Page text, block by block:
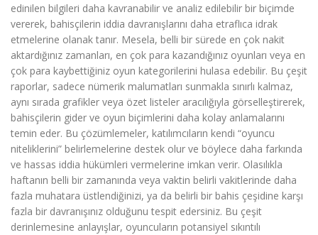
edinilen bilgileri daha kavranabilir ve analiz edilebilir bir biçimde
vererek, bahisçilerin iddia davranışlarını daha etraflıca idrak
etmelerine olanak tanır. Mesela, belli bir sürede en çok nakit
aktardığınız zamanları, en çok para kazandığınız oyunları veya en
çok para kaybettiğiniz oyun kategorilerini hulasa edebilir. Bu çeşit
raporlar, sadece nümerik malumatları sunmakla sınırlı kalmaz,
aynı sırada grafikler veya özet listeler aracılığıyla görselleştirerek,
bahisçilerin gider ve oyun biçimlerini daha kolay anlamalarını
temin eder. Bu çözümlemeler, katılımcıların kendi “oyuncu
niteliklerini” belirlemelerine destek olur ve böylece daha farkında
ve hassas iddia hükümleri vermelerine imkan verir. Olasılıkla
haftanın belli bir zamanında veya vaktin belirli vakitlerinde daha
fazla muhatara üstlendiğinizi, ya da belirli bir bahis çeşidine karşı
fazla bir davranışınız olduğunu tespit edersiniz. Bu çeşit
derinlemesine anlayışlar, oyuncuların potansiyel sıkıntılı